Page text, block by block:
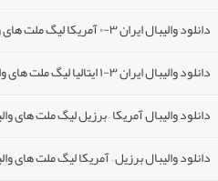
دانلود والیبال ایران ۳-۰ آمریکا لیگ ملت های والیبال ۲۰۲۱
دانلود والیبال ایران ۳-۱ ایتالیا لیگ ملت های والیبال ۲۰۲۱
دانلود والیبال آمریکا – برزیل لیگ ملت های
دانلود والیبال برزیل – آمریکا لیگ ملت های